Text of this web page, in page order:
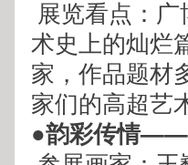
术史上的灿烂
家，作品题材
家们的高超艺
●韵彩传情——